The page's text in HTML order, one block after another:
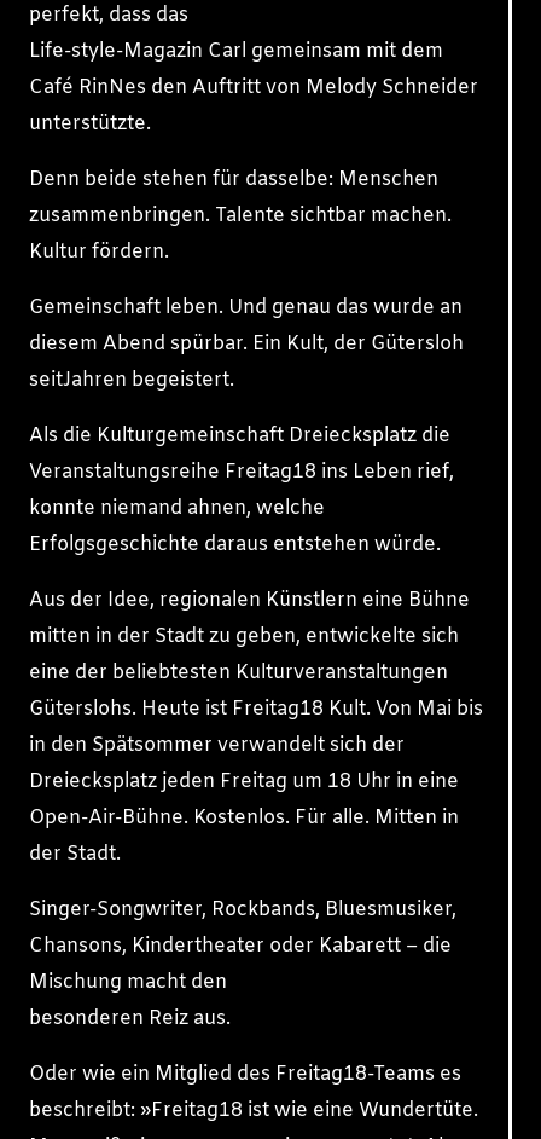
perfekt, dass das
Life-style-Magazin Carl gemeinsam mit dem
Café RinNes den Auftritt von Melody Schneider
unterstützte.
Denn beide stehen für dasselbe: Menschen
zusammenbringen. Talente sichtbar machen.
Kultur fördern.
Gemeinschaft leben. Und genau das wurde an
diesem Abend spürbar. Ein Kult, der Gütersloh
seitJahren begeistert.
Als die Kulturgemeinschaft Dreiecksplatz die
Veranstaltungsreihe Freitag18 ins Leben rief,
konnte niemand ahnen, welche
Erfolgsgeschichte daraus entstehen würde.
Aus der Idee, regionalen Künstlern eine Bühne
mitten in der Stadt zu geben, entwickelte sich
eine der beliebtesten Kulturveranstaltungen
Güterslohs. Heute ist Freitag18 Kult. Von Mai bis
in den Spätsommer verwandelt sich der
Dreiecksplatz jeden Freitag um 18 Uhr in eine
Open-Air-Bühne. Kostenlos. Für alle. Mitten in
der Stadt.
Singer-Songwriter, Rockbands, Bluesmusiker,
Chansons, Kindertheater oder Kabarett – die
Mischung macht den
besonderen Reiz aus.
Oder wie ein Mitglied des Freitag18-Teams es
beschreibt: »Freitag18 ist wie eine Wundertüte.